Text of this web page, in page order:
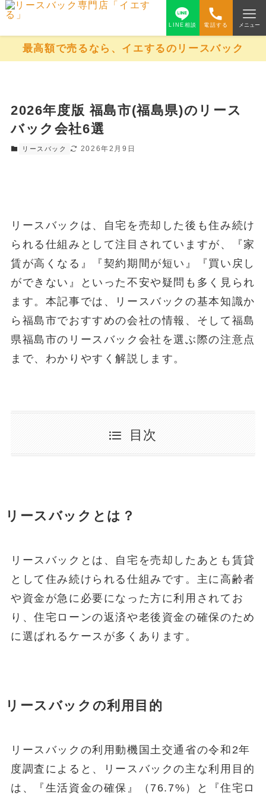
LINE相談 電話する メニュー
最高額で売るなら、イエするのリースバック
2026年度版 福島市(福島県)のリース
バック会社6選
リースバック 2026年2月9日
リースバックは、自宅を売却した後も住み続け
られる仕組みとして注目されていますが、『家
賃が高くなる』『契約期間が短い』『買い戻し
ができない』といった不安や疑問も多く見られ
ます。本記事では、リースバックの基本知識か
ら福島市でおすすめの会社の情報、そして福島
県福島市のリースバック会社を選ぶ際の注意点
まで、わかりやすく解説します。
目次
リースバックとは？
リースバックとは、自宅を売却したあとも賃貸
として住み続けられる仕組みです。主に高齢者
や資金が急に必要になった方に利用されてお
り、住宅ローンの返済や老後資金の確保のため
に選ばれるケースが多くあります。
リースバックの利用目的
リースバックの利用動機国土交通省の令和2年
度調査によると、リースバックの主な利用目的
は、『生活資金の確保』（76.7%）と『住宅ロ